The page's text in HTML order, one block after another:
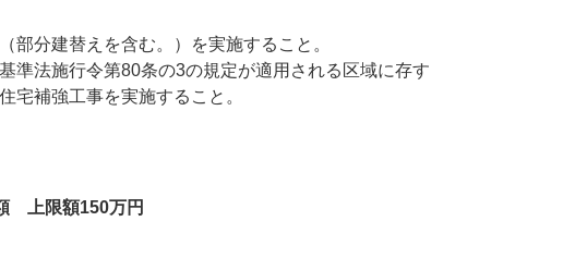
部分建替えを含む。）を実施すること。
準法施行令第80条の3の規定が適用される区域に存す
宅補強工事を実施すること。
上限額150万円